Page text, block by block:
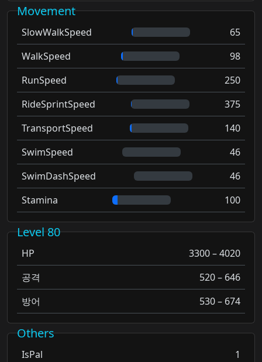
Movement
SlowWalkSpeed
65
WalkSpeed
98
RunSpeed
250
RideSprintSpeed
375
TransportSpeed
140
SwimSpeed
46
SwimDashSpeed
46
Stamina
100
Level 80
HP
3300 – 4020
공격
520 – 646
방어
530 – 674
Others
IsPal
1